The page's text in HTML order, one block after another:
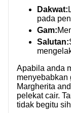
Dakwat:
pada
Gam:
Salutan:
Apabila anda
menyebabkan
Margherita
pelekat cair.
tidak begitu